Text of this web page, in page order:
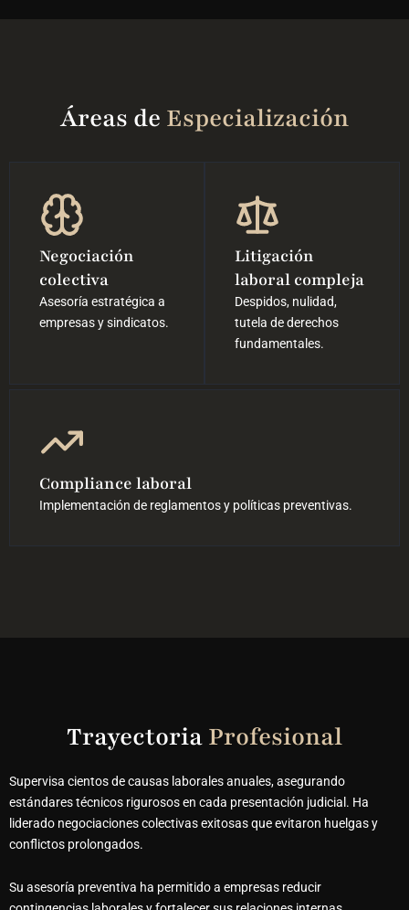
Áreas de Especialización
Negociación
colectiva
Asesoría estratégica a
empresas y sindicatos.
Litigación
laboral compleja
Despidos, nulidad,
tutela de derechos
fundamentales.
Compliance laboral
Implementación de reglamentos y políticas preventivas.
TrayectoriaProfesional
Supervisa cientos de causas laborales anuales, asegurando
estándares técnicos rigurosos en cada presentación judicial. Ha
liderado negociaciones colectivas exitosas que evitaron huelgas y
conflictos prolongados.
Su asesoría preventiva ha permitido a empresas reducir